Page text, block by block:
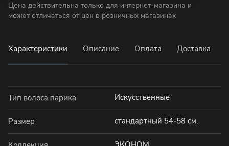
Цена действительна только для интернет-магазина и
может отличаться от цен в розничных магазинах
Характеристики Описание Оплата Доставка
Тип волоса парика Искусственные
Размер стандартный 54-58 см.